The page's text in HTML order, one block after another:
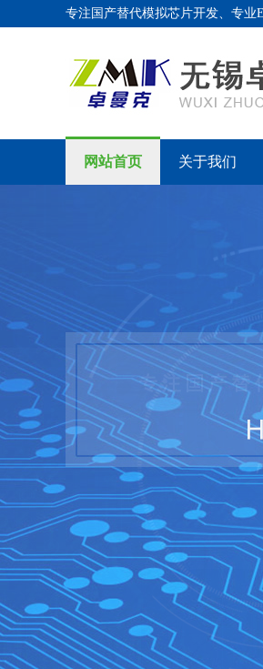
专注国产替代模拟芯片开发、专业
网站首页 关于我们